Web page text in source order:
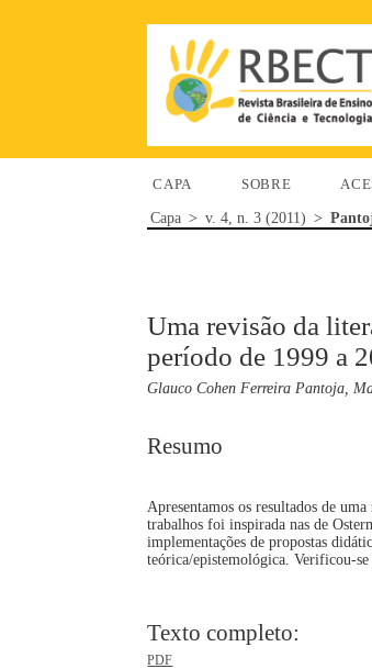
CAPA SOBRE
Capa > v. 4, n. 3 (2011) >
Uma revisão da
período de 1999 a
Glauco Cohen Ferreira Pantoja,
Resumo
Apresentamos os resultados de
trabalhos foi inspirada nas de
implementações de propostas
teórica/epistemológica. Verificou-
Texto completo:
PDF